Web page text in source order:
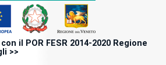
il POR FESR 2014-2020 Regione
>>